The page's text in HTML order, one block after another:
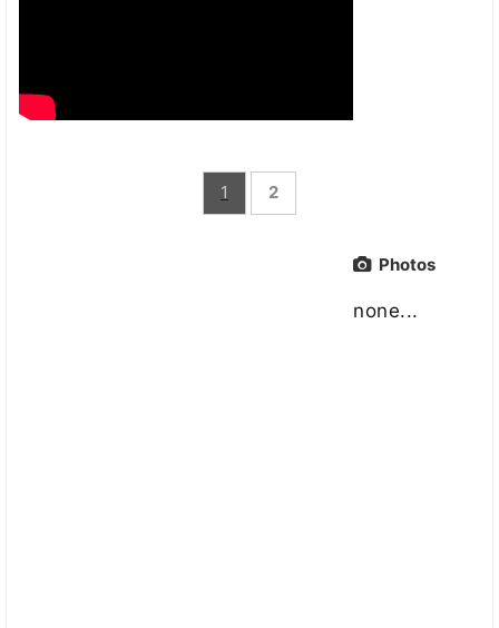
1 2
Photos
none...